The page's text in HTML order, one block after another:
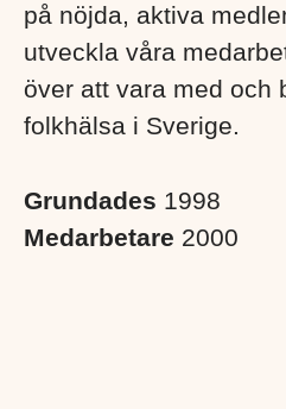
på nöjda, aktiva
utveckla våra
över att vara med och
folkhälsa i Sverige. ​
Grundades 1998
Medarbetare 2000